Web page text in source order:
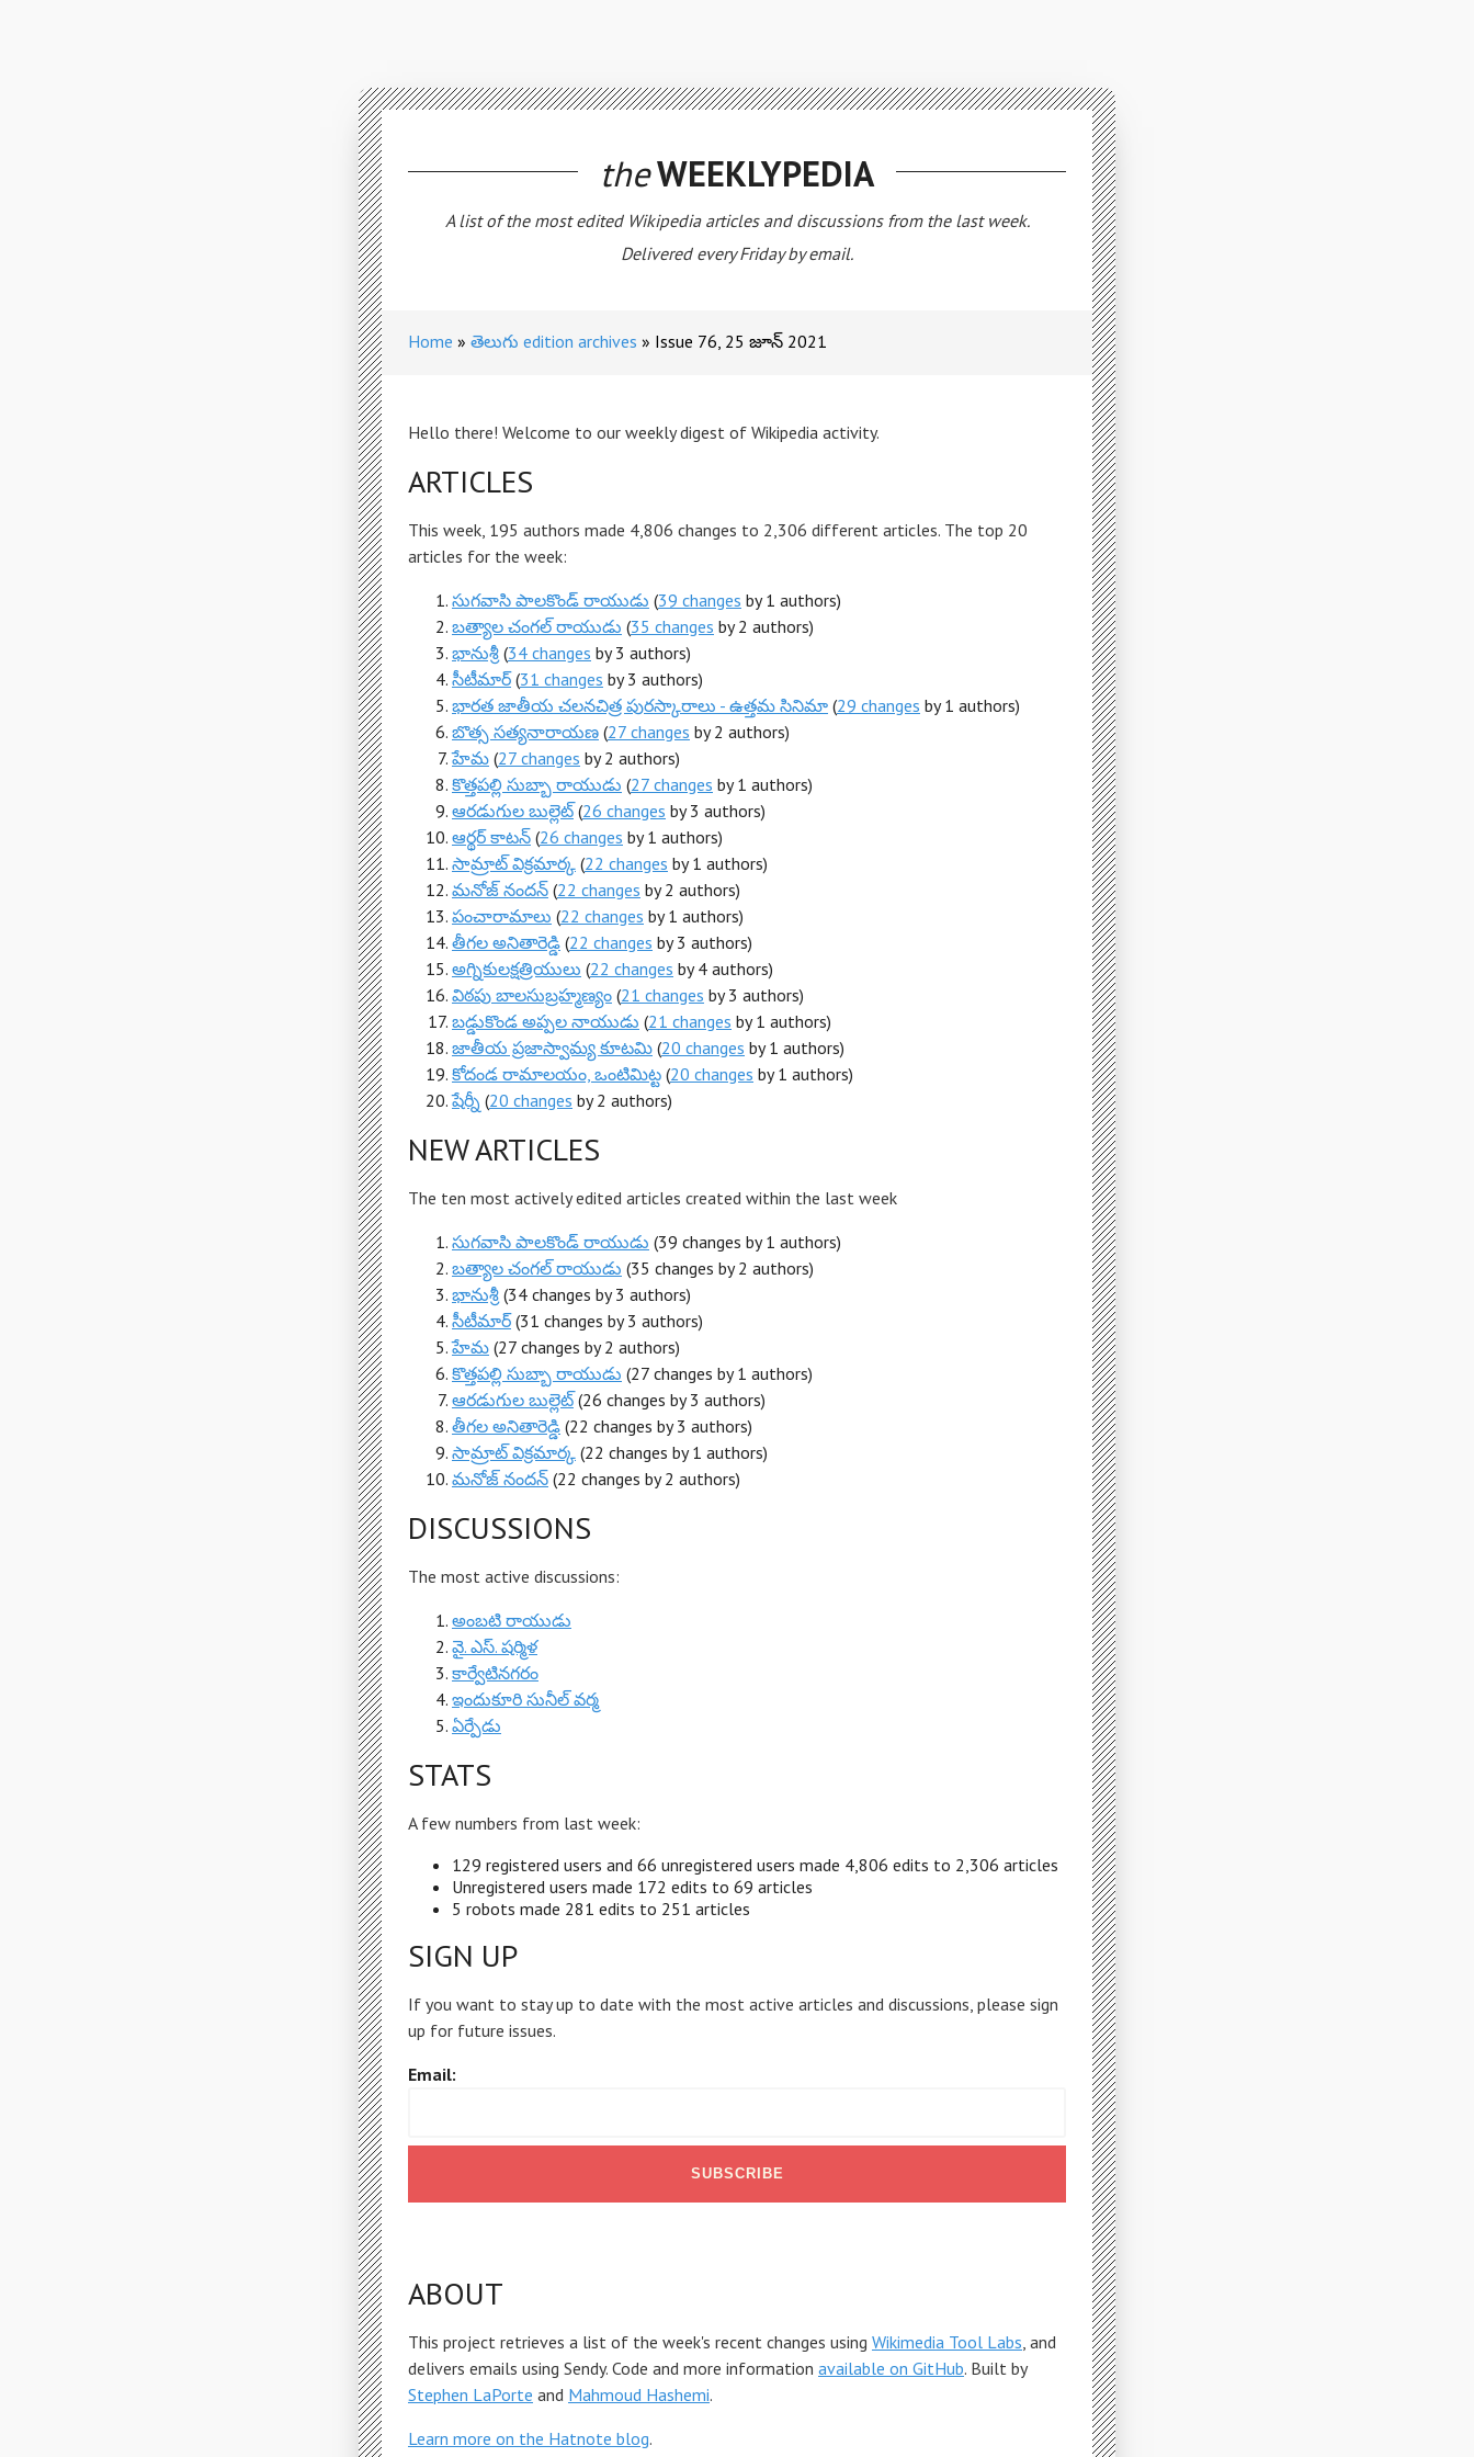
theWEEKLYPEDIA
A list of the most edited Wikipedia articles and discussions from the last week.
Delivered every Friday by email.
Home తెలుగు edition archives Issue 76, 25 జూన్ 2021
Hello there! Welcome to our weekly digest of Wikipedia activity.
ARTICLES
This week, 195 authors made 4,806 changes to 2,306 different articles. The top 20
articles for the week:
సుగవాసి పాలకొండ్ రాయుడు (39 changes by 1 authors)
బత్యాల చంగల్ రాయుడు (35 changes by 2 authors)
భానుశ్రీ (34 changes by 3 authors)
సీటీమార్‌ (31 changes by 3 authors)
భారత జాతీయ చలనచిత్ర పురస్కారాలు - ఉత్తమ సినిమా (29 changes by 1 authors)
బొత్స సత్యనారాయణ (27 changes by 2 authors)
హేమ (27 changes by 2 authors)
కొత్తపల్లి సుబ్బా రాయుడు (27 changes by 1 authors)
ఆరడుగుల బుల్లెట్ (26 changes by 3 authors)
ఆర్థర్ కాటన్ (26 changes by 1 authors)
సామ్రాట్ విక్రమార్క (22 changes by 1 authors)
మ‌నోజ్ నంద‌న్‌ (22 changes by 2 authors)
పంచారామాలు (22 changes by 1 authors)
తీగల అనితారెడ్డి (22 changes by 3 authors)
అగ్నికులక్షత్రియులు (22 changes by 4 authors)
విఠపు బాలసుబ్రహ్మణ్యం (21 changes by 3 authors)
బడ్డుకొండ అప్పల నాయుడు (21 changes by 1 authors)
జాతీయ ప్రజాస్వామ్య కూటమి (20 changes by 1 authors)
కోదండ రామాలయం, ఒంటిమిట్ట (20 changes by 1 authors)
షేర్నీ (20 changes by 2 authors)
NEW ARTICLES
The ten most actively edited articles created within the last week
సుగవాసి పాలకొండ్ రాయుడు (39 changes by 1 authors)
బత్యాల చంగల్ రాయుడు (35 changes by 2 authors)
భానుశ్రీ (34 changes by 3 authors)
సీటీమార్‌ (31 changes by 3 authors)
హేమ (27 changes by 2 authors)
కొత్తపల్లి సుబ్బా రాయుడు (27 changes by 1 authors)
ఆరడుగుల బుల్లెట్ (26 changes by 3 authors)
తీగల అనితారెడ్డి (22 changes by 3 authors)
సామ్రాట్ విక్రమార్క (22 changes by 1 authors)
మ‌నోజ్ నంద‌న్‌ (22 changes by 2 authors)
DISCUSSIONS
The most active discussions:
అంబటి రాయుడు
వై. ఎస్. షర్మిళ
కార్వేటినగరం
ఇందుకూరి సునీల్ వర్మ
ఏర్పేడు
STATS
A few numbers from last week:
129 registered users and 66 unregistered users made 4,806 edits to 2,306 articles
Unregistered users made 172 edits to 69 articles
5 robots made 281 edits to 251 articles
SIGN UP
If you want to stay up to date with the most active articles and discussions, please sign
up for future issues.
Email:
ABOUT
This project retrieves a list of the week's recent changes using Wikimedia Tool Labs, and
delivers emails using Sendy. Code and more information available on GitHub. Built by
Stephen LaPorte and Mahmoud Hashemi.
Learn more on the Hatnote blog.